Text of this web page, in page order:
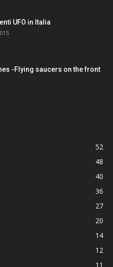
UFO in Italia
-Flying saucers on the front
52
48
40
36
27
20
14
12
11